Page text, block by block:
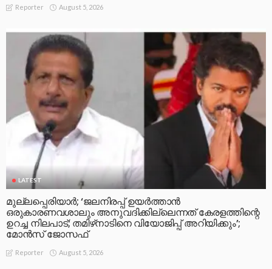
Reporter August 5, 2026
LATEST
മുല്ലപ്പെരിയാര്‍; ‘ജലനിരപ്പ് ഉയര്‍ത്താന്‍
ഒരുകാരണവശാലും അനുവദിക്കില്ലെന്നത് കേരളത്തിന്റെ
ഉറച്ച നിലപാട്; തമിഴ്‌നാടിനെ വിയോജിപ്പ് അറിയിക്കും’;
മോന്‍സ് ജോസഫ്
Reporter August 5, 2026